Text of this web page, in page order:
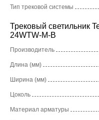
Тип трековой системы
Трековый светильник
24WTW-M-B
Производитель
Длина (мм)
Ширина (мм)
Цоколь
Материал арматуры